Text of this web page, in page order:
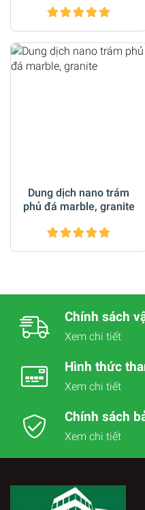
Dung dịch nano trám
phủ đá marble, granite
Chính sách
Xem chi tiết
Hình thức
Xem chi tiết
Chính sách
Xem chi tiết